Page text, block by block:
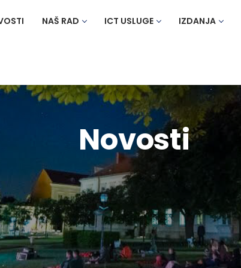
NAŠ RAD ICT USLUGE IZDANJA
Novosti